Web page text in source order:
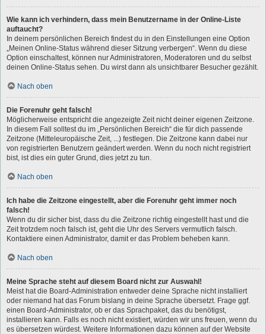
Wie kann ich verhindern, dass mein Benutzername in der Online-Liste
auftaucht?
In deinem persönlichen Bereich findest du in den Einstellungen eine Option
„Meinen Online-Status während dieser Sitzung verbergen“. Wenn du diese
Option einschaltest, können nur Administratoren, Moderatoren und du selbst
deinen Online-Status sehen. Du wirst dann als unsichtbarer Besucher gezählt.
Nach oben
Die Forenuhr geht falsch!
Möglicherweise entspricht die angezeigte Zeit nicht deiner eigenen Zeitzone.
In diesem Fall solltest du im „Persönlichen Bereich“ die für dich passende
Zeitzone (Mitteleuropäische Zeit, ...) festlegen. Die Zeitzone kann dabei nur
von registrierten Benutzern geändert werden. Wenn du noch nicht registriert
bist, ist dies ein guter Grund, dies jetzt zu tun.
Nach oben
Ich habe die Zeitzone eingestellt, aber die Forenuhr geht immer noch
falsch!
Wenn du dir sicher bist, dass du die Zeitzone richtig eingestellt hast und die
Zeit trotzdem noch falsch ist, geht die Uhr des Servers vermutlich falsch.
Kontaktiere einen Administrator, damit er das Problem beheben kann.
Nach oben
Meine Sprache steht auf diesem Board nicht zur Auswahl!
Meist hat die Board-Administration entweder deine Sprache nicht installiert
oder niemand hat das Forum bislang in deine Sprache übersetzt. Frage ggf.
einen Board-Administrator, ob er das Sprachpaket, das du benötigst,
installieren kann. Falls es noch nicht existiert, würden wir uns freuen, wenn du
es übersetzen würdest. Weitere Informationen dazu können auf der Website